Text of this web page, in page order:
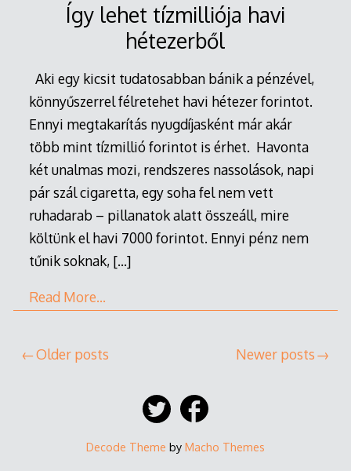
Így lehet tízmilliója havi
hétezerből
Aki egy kicsit tudatosabban bánik a pénzével,
könnyűszerrel félretehet havi hétezer forintot.
Ennyi megtakarítás nyugdíjasként már akár
több mint tízmillió forintot is érhet. Havonta
két unalmas mozi, rendszeres nassolások, napi
pár szál cigaretta, egy soha fel nem vett
ruhadarab – pillanatok alatt összeáll, mire
költünk el havi 7000 forintot. Ennyi pénz nem
tűnik soknak, […]
Read More…
Posts
Older posts Newer posts
Decode Theme by Macho Themes